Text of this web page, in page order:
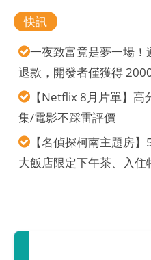
快訊
一夜致富竟是夢一場
退款，開發者僅獲得
【Netflix 8月片單】
集/電影不踩雷評價
【名偵探柯南主題房
大飯店限定下午茶、入住